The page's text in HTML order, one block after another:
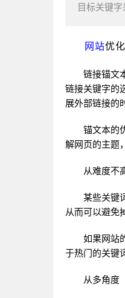
目标关键
网站优
链接锚文本
链接关键字的
展外部链接的
锚文本的优
解网页的主题
从难度不高
某些关键词
从而可以避免
如果网站
于热门的关键
从多角度